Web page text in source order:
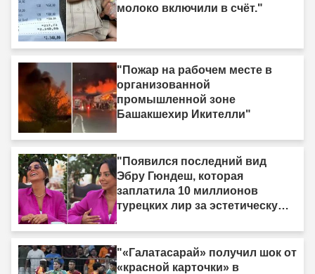
молоко включили в счёт."
"Пожар на рабочем месте в
организованной
промышленной зоне
Башакшехир Икителли"
"Появился последний вид
Эбру Гюндеш, которая
заплатила 10 миллионов
турецких лир за эстетическую
"«Галатасарай» получил шок от
«красной карточки» в